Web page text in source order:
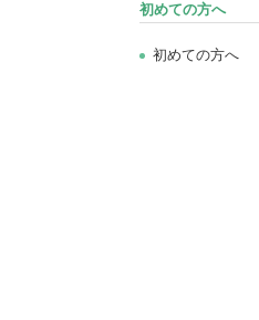
初めての方へ
初めての方へ